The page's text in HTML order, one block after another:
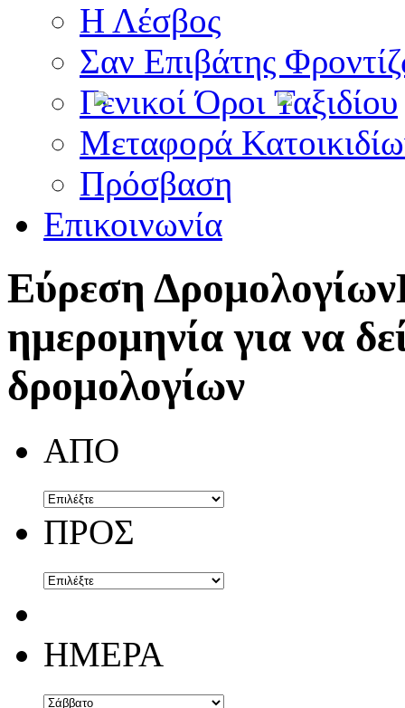
Η Λέσβος
Σαν Επιβάτης
Γενικοί Όροι Ταξιδίου
Μεταφορά
Πρόσβαση
Επικοινωνία
Εύρεση Δρομολογίων
ημερομηνία για να
δρομολογίων
ΑΠΟ
ΠΡΟΣ
ΗΜΕΡΑ